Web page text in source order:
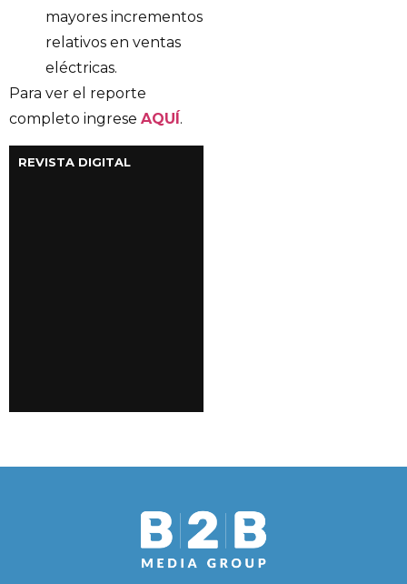
mayores incrementos
relativos en ventas
eléctricas.
Para ver el reporte
completo ingrese AQUÍ .
REVISTA DIGITAL